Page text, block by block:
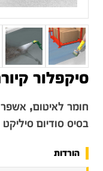
סיקפלור
חומר לאיטום,
בסיס סודיום סיליקט
הורדות